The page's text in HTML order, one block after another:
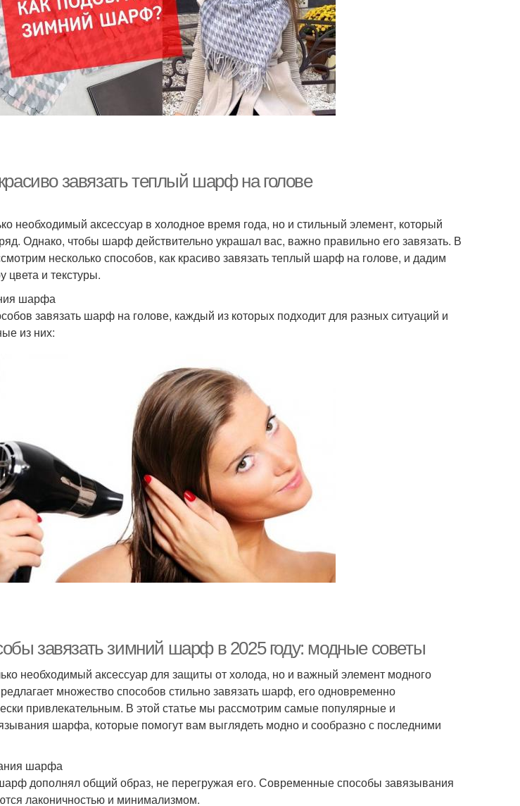
завязать теплый шарф на голове
необходимый аксессуар в холодное время года, но и стильный элемент, который
Однако, чтобы шарф действительно украшал вас, важно правильно его завязать. В
несколько способов, как красиво завязать теплый шарф на голове, и дадим
цвета и текстуры.
шарфа
завязать шарф на голове, каждый из которых подходит для разных ситуаций и
из них:
завязать зимний шарф в 2025 году: модные советы
необходимый аксессуар для защиты от холода, но и важный элемент модного
множество способов стильно завязать шарф, его одновременно
привлекательным. В этой статье мы рассмотрим самые популярные и
шарфа, которые помогут вам выглядеть модно и сообразно с последними
шарфа
дополнял общий образ, не перегружая его. Современные способы завязывания
лаконичностью и минимализмом.